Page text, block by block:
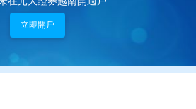
立即開戶